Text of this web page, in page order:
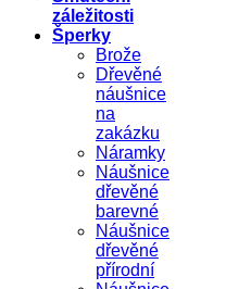
záležitosti
Šperky
Brože
Dřevěné
náušnice
na
zakázku
Náramky
Náušnice
dřevěné
barevné
Náušnice
dřevěné
přírodní